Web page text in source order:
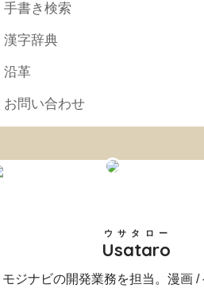
手書き検索
漢字辞典
沿革
お問い合わせ
Usataro
ウサタロー
モジナビの開発業務を担当。漫画 /